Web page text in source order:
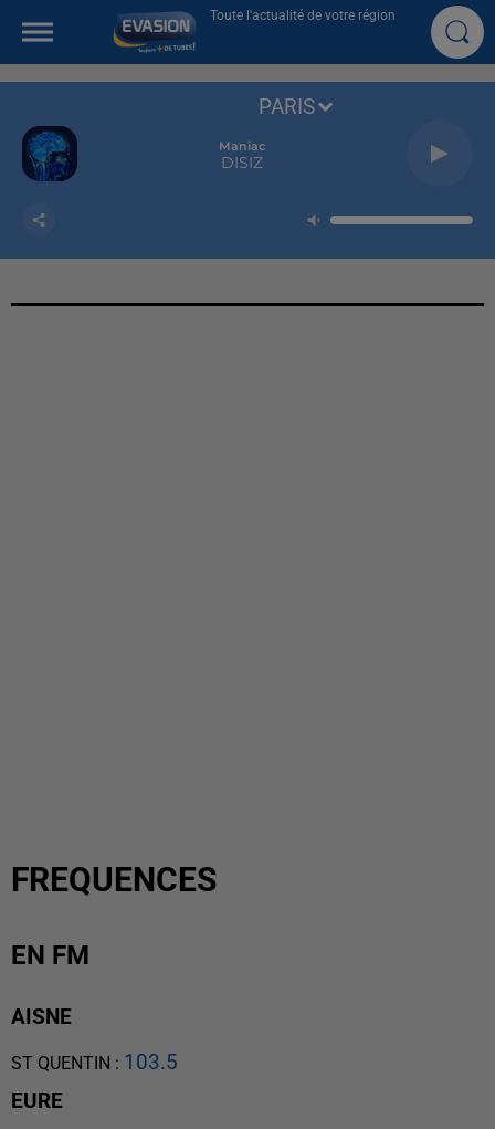
Toute l'actualité de votre région
Maniac
DISIZ
PARIS
FREQUENCES
EN FM
AISNE
ST QUENTIN : 103.5
EURE